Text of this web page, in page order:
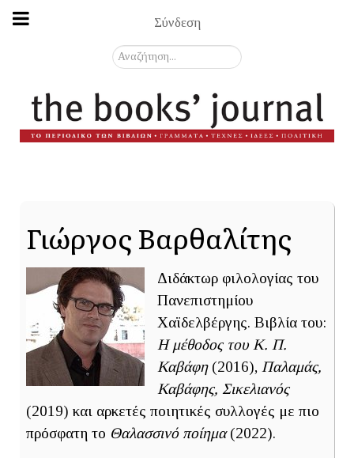
Σύνδεση
Αναζήτηση...
Γιώργος Βαρθαλίτης
Διδάκτωρ φιλολογίας του
Πανεπιστημίου
Χαϊδελβέργης. Βιβλία του:
Η μέθοδος του Κ. Π.
Καβάφη (2016), Παλαμάς,
Καβάφης, Σικελιανός
(2019) και αρκετές ποιητικές συλλογές με πιο
πρόσφατη το Θαλασσινό ποίημα(2022).